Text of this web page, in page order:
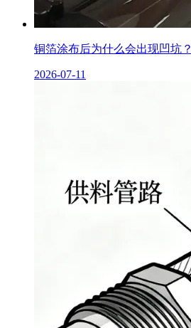
铜箔涂布后为什么会出现凹坑？
2026-07-11